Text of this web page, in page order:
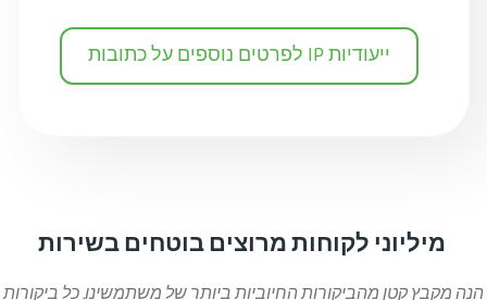
לפרטים נוספים על כתובות IP ייעודיות